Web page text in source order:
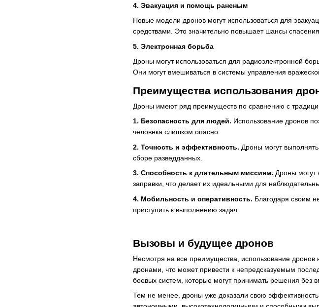
4. Эвакуация и помощь раненым
Новые модели дронов могут использоваться для
средствами. Это значительно повышает шансы спасения
5. Электронная борьба
Дроны могут использоваться для радиоэлектронной
Они могут вмешиваться в системы управления
Преимущества использования
Дроны имеют ряд преимуществ по сравнению с
1. Безопасность для людей. Использование дронов
человека слишком опасно.
2. Точность и эффективность. Дроны могут
сборе разведданных.
3. Способность к длительным миссиям. Дроны могут
заправки, что делает их идеальными для
4. Мобильность и оперативность. Благодаря своим
приступить к выполнению задач.
Вызовы и будущее дронов
Несмотря на все преимущества, использование
дронами, что может привести к непредсказуемым
боевых систем, которые могут принимать решения без
Тем не менее, дроны уже доказали свою